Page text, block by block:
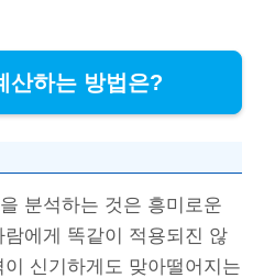
산하는 방법은?
분석하는 것은 흥미로운
에게 똑같이 적용되진 않
신기하게도 맞아떨어지는